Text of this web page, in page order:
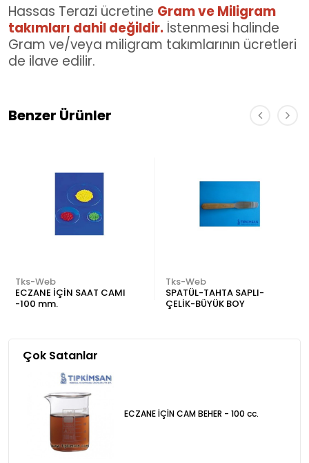
Hassas Terazi ücretine Gram ve Miligram
takımları dahil değildir. İstenmesi halinde
Gram ve/veya miligram takımlarının ücretleri
de ilave edilir.
Benzer Ürünler
Tks-Web
ECZANE İÇİN SAAT CAMI
-100 mm.
Tks-Web
SPATÜL-TAHTA SAPLI-
ÇELİK-BÜYÜK BOY
Çok Satanlar
ECZANE İÇİN CAM BEHER - 100 cc.